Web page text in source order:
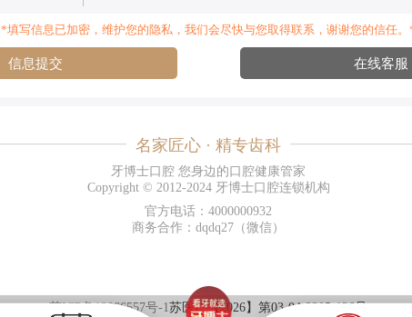
*填写信息已加密，维护您的隐私，我们会尽快与您取得联系，谢谢您的信任
信息提交 在线客服
名家匠心 · 精专齿科
牙博士口腔 您身边的口腔健康管家
Copyright © 2012-2024 牙博士口腔连锁机构
官方电话：4000000932
商务合作：dqdq27（微信）
苏ICP备12066557号-1 苏医广【2026】第03-04-3205-126号